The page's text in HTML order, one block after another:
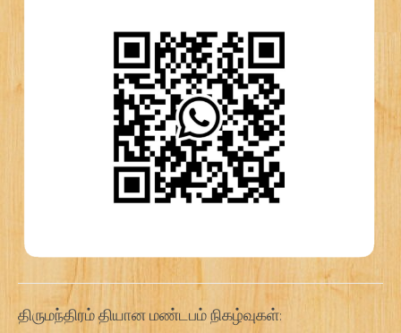
திருமந்திரம் தியான மண்டபம் நிகழ்வுகள்: